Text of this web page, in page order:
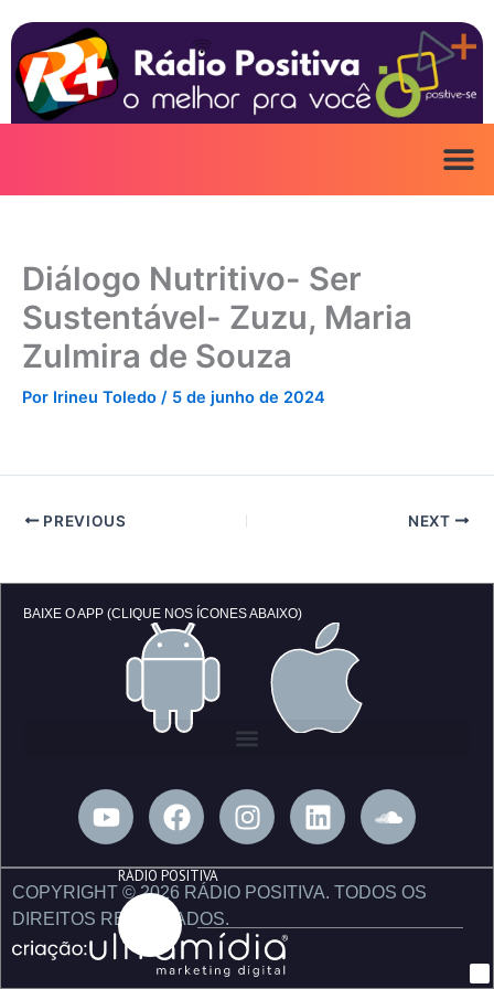
para
conteúdo
Diálogo Nutritivo- Ser
Sustentável- Zuzu, Maria
Zulmira de Souza
Por Irineu Toledo / 5 de junho de 2024
PREVIOUS NEXT
BAIXE O APP (CLIQUE NOS ÍCONES ABAIXO)
Y
o
t
u
b
e
F
a
e
b
o
o
I
n
t
g
r
L
i
k
d
S
o
n
c
COPYRIGHT © 2026 RÁDIO POSITIVA. TODOS OS
DIREITOS RESERVADOS.
RÁDIO POSITIVA